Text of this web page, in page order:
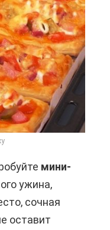
мини-
ужина,
сочная
оставит